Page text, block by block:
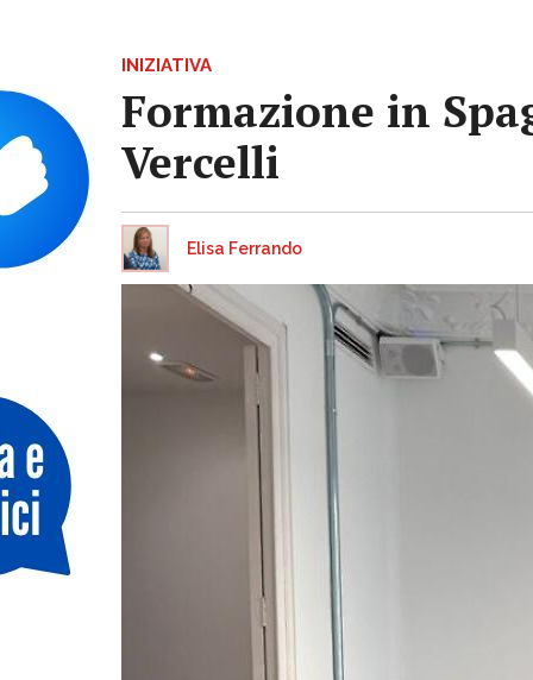
INIZIATIVA
Formazione in
Vercelli
Elisa Ferrando